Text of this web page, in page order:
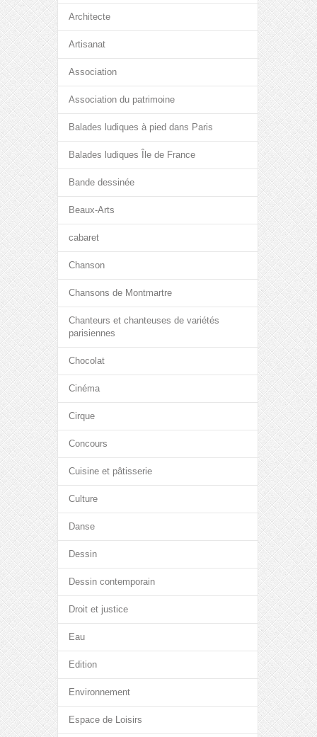
Architecte
Artisanat
Association
Association du patrimoine
Balades ludiques à pied dans Paris
Balades ludiques Île de France
Bande dessinée
Beaux-Arts
cabaret
Chanson
Chansons de Montmartre
Chanteurs et chanteuses de variétés
parisiennes
Chocolat
Cinéma
Cirque
Concours
Cuisine et pâtisserie
Culture
Danse
Dessin
Dessin contemporain
Droit et justice
Eau
Edition
Environnement
Espace de Loisirs